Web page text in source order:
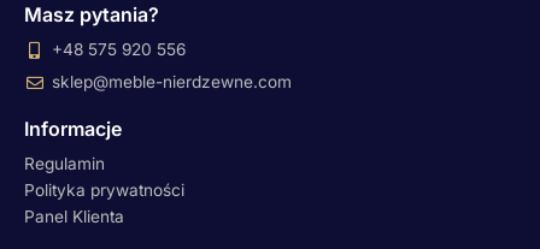
Masz pytania?
+48 575 920 556
sklep@meble-nierdzewne.com
Informacje
Regulamin
Polityka prywatności
Panel Klienta